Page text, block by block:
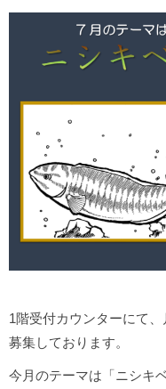
1階受付カウンターにて
募集しております。
今月のテーマは「ニシキ